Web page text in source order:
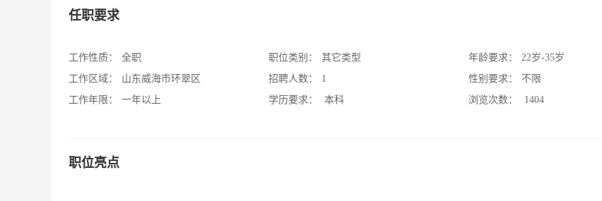
任职要求
工作性质：
全职
工作区域：
山东威海市环翠区
工作年限：
一年以上
职位类别：
其它类型
招聘人数：
1
学历要求：
本科
年龄要求：
22岁-35岁
性别要求：
不限
浏览次数：
1404
职位亮点